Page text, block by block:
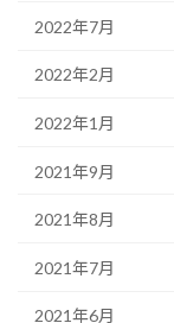
2022年7月
2022年2月
2022年1月
2021年9月
2021年8月
2021年7月
2021年6月